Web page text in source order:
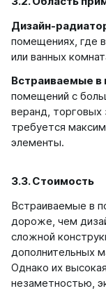
Дизайн-
помещениях, где
или ванных
Встраиваемые в
помещений с
веранд, торговых
требуется
элементы.
3.3. Стоимость
Встраиваемые в
дороже, чем
сложной
дополнительных
Однако их
незаметностью,